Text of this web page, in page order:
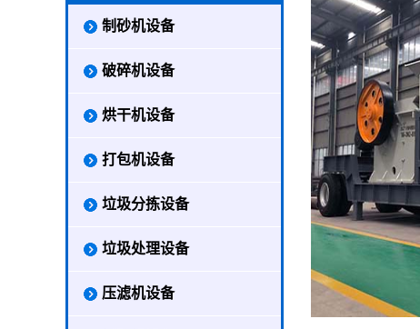
制砂机设备
破碎机设备
烘干机设备
打包机设备
垃圾分拣设备
垃圾处理设备
压滤机设备